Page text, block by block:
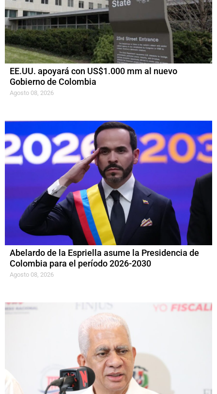
EE.UU. apoyará con US$1.000 mm al nuevo
Gobierno de Colombia
Agosto 08, 2026
Abelardo de la Espriella asume la Presidencia de
Colombia para el período 2026-2030
Agosto 08, 2026